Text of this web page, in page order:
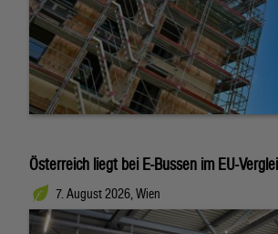
Österreich liegt bei E-Bussen im EU-
7. August 2026, Wien